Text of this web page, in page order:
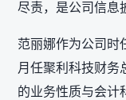
尽责，是公司信息
范丽娜作为公司时
月任聚利科技财务
的业务性质与会计